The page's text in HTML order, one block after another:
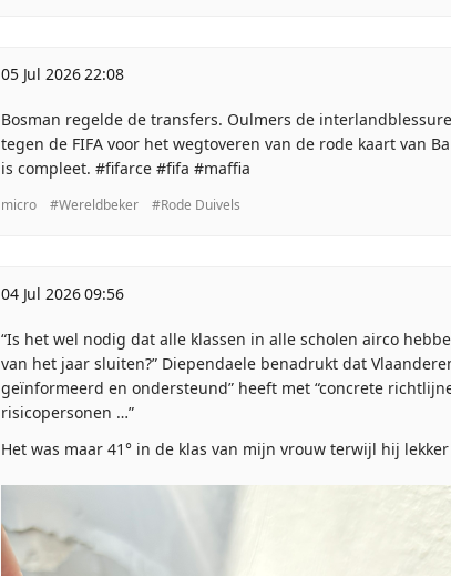
05 Jul 2026 22:08
Bosman regelde de transfers. Oulmers de
tegen de FIFA voor het wegtoveren van de rode kaart van
is compleet. #fifarce #fifa #maffia
micro #Wereldbeker #Rode Duivels
04 Jul 2026 09:56
“Is het wel nodig dat alle klassen in alle scholen airco
van het jaar sluiten?” Diependaele benadrukt dat
geïnformeerd en ondersteund” heeft met “concrete
risicopersonen …”
Het was maar 41° in de klas van mijn vrouw terwijl hij